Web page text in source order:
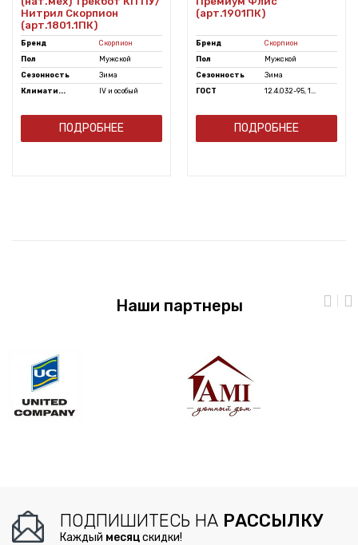
Нитрил Скорпион
(арт.1801.1ПК)
Бренд
Скорпион
Пол
Мужской
Сезонность
Зима
Климати...
IV и особый
ПОДРОБНЕЕ
(арт.1901ПК)
Бренд
Скорпион
Пол
Мужской
Сезонность
Зима
ГОСТ
12.4.032-95, 1...
ПОДРОБНЕЕ
Наши партнеры
ПОДПИШИТЕСЬ НА РАССЫЛКУ
Каждый месяцскидки!